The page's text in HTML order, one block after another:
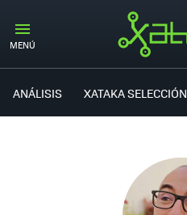
MENÚ
ANÁLISIS XATAKA SELECCIÓN